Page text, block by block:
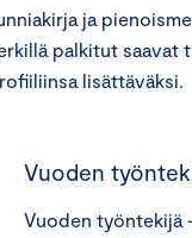
ja
palkitut saavat
lisättäväksi.
Vuoden
Vuoden työntekijä